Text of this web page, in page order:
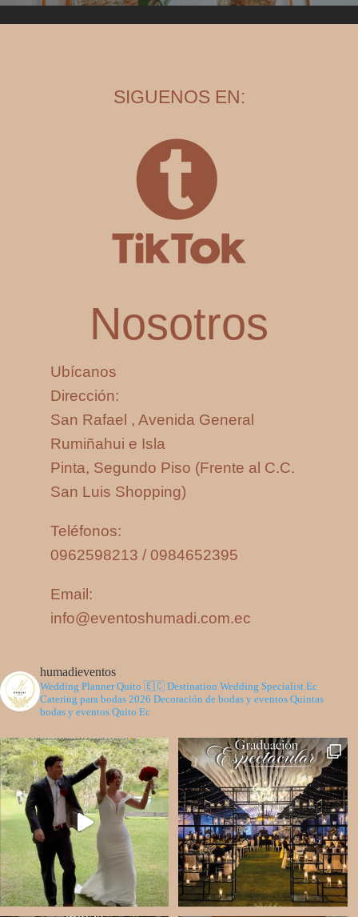
SIGUENOS EN:
Nosotros
Ubícanos
Dirección:
San Rafael , Avenida General
Rumiñahui e Isla
Pinta, Segundo Piso (Frente al C.C.
San Luis Shopping)
Teléfonos:
0962598213 / 0984652395
Email:
info@eventoshumadi.com.ec
humadieventos
Wedding Planner Quito 🇪🇨 Destination Wedding Specialist Ec
Catering para bodas 2026 Decoración de bodas y eventos Quintas
bodas y eventos Quito Ec